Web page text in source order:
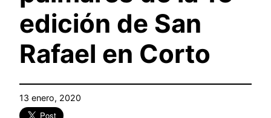
edición de San
Rafael en Corto
13 enero, 2020